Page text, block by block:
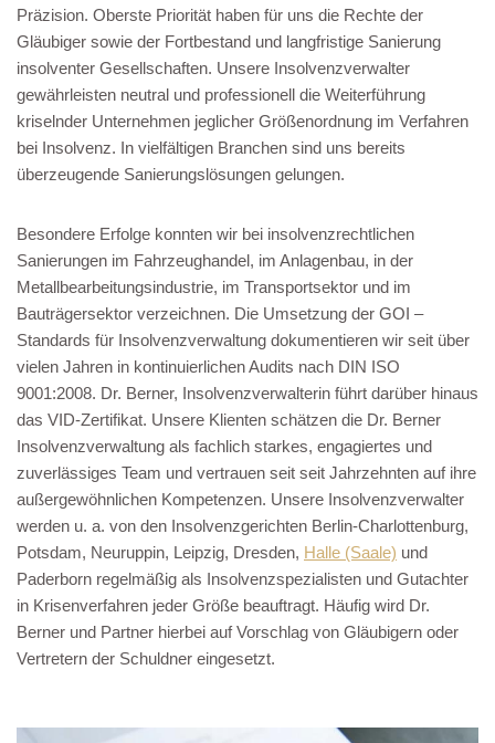
Präzision. Oberste Priorität haben für uns die Rechte der
Gläubiger sowie der Fortbestand und langfristige Sanierung
insolventer Gesellschaften. Unsere Insolvenzverwalter
gewährleisten neutral und professionell die Weiterführung
kriselnder Unternehmen jeglicher Größenordnung im Verfahren
bei Insolvenz. In vielfältigen Branchen sind uns bereits
überzeugende Sanierungslösungen gelungen.
Besondere Erfolge konnten wir bei insolvenzrechtlichen
Sanierungen im Fahrzeughandel, im Anlagenbau, in der
Metallbearbeitungsindustrie, im Transportsektor und im
Bauträgersektor verzeichnen. Die Umsetzung der GOI –
Standards für Insolvenzverwaltung dokumentieren wir seit über
vielen Jahren in kontinuierlichen Audits nach DIN ISO
9001:2008. Dr. Berner, Insolvenzverwalterin führt darüber hinaus
das VID-Zertifikat. Unsere Klienten schätzen die Dr. Berner
Insolvenzverwaltung als fachlich starkes, engagiertes und
zuverlässiges Team und vertrauen seit seit Jahrzehnten auf ihre
außergewöhnlichen Kompetenzen. Unsere Insolvenzverwalter
werden u. a. von den Insolvenzgerichten Berlin-Charlottenburg,
Potsdam, Neuruppin, Leipzig, Dresden, Halle (Saale) und
Paderborn regelmäßig als Insolvenzspezialisten und Gutachter
in Krisenverfahren jeder Größe beauftragt. Häufig wird Dr.
Berner und Partner hierbei auf Vorschlag von Gläubigern oder
Vertretern der Schuldner eingesetzt.